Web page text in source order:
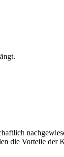
die Vorteile der